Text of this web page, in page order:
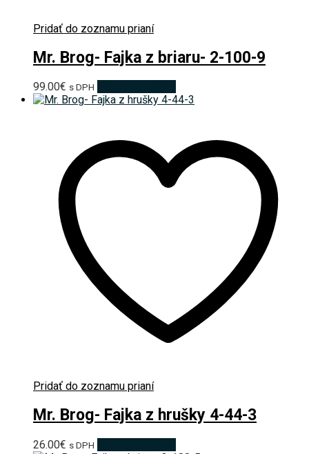
Pridať do zoznamu prianí
Mr. Brog- Fajka z briaru- 2-100-9
99.00€ s DPH
Pridať do zoznamu prianí
Mr. Brog- Fajka z hrušky 4-44-3
26.00€ s DPH